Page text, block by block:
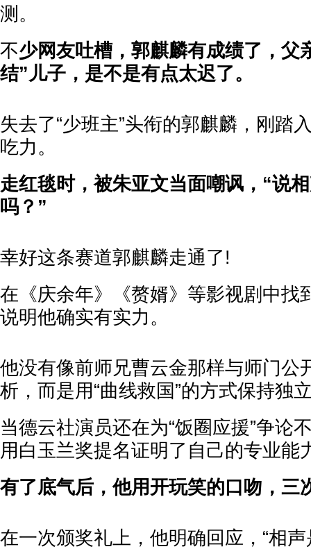
测。
不少网友吐槽，郭麒麟有成绩了，父
结”儿子，是不是有点太迟了。
失去了“少班主”头衔的郭麒麟，刚踏
吃力。
走红毯时，被朱亚文当面嘲讽，“说
吗？”
幸好这条赛道郭麒麟走通了!
在《庆余年》《赘婿》等影视剧中找
说明他确实有实力。
他没有像前师兄曹云金那样与师门公
析，而是用“曲线救国”的方式保持独
当德云社演员还在为“饭圈应援”争论
用白玉兰奖提名证明了自己的专业能
有了底气后，他用开玩笑的口吻，三
在一次颁奖礼上，他明确回应，“相